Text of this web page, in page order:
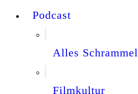
Podcast
Alles Schrammel
Filmkultur